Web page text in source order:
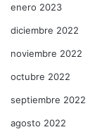
enero 2023
diciembre 2022
noviembre 2022
octubre 2022
septiembre 2022
agosto 2022